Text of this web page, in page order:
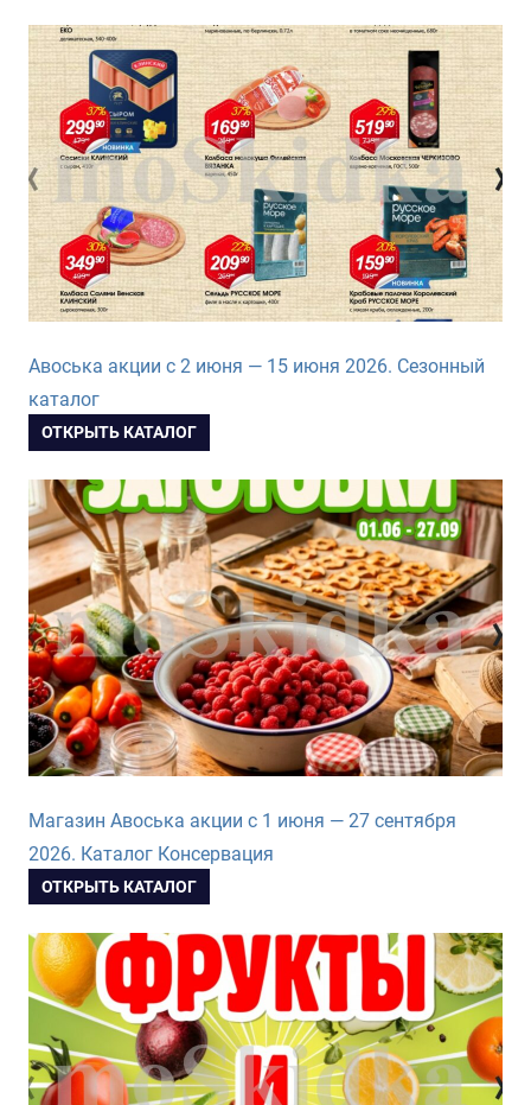
Авоська акции с 2 июня — 15 июня 2026. Сезонный
каталог
ОТКРЫТЬ КАТАЛОГ
Магазин Авоська акции с 1 июня — 27 сентября
2026. Каталог Консервация
ОТКРЫТЬ КАТАЛОГ